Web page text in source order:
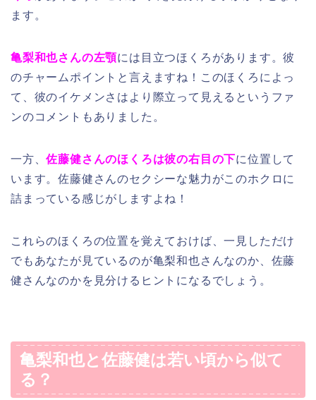
ます。
亀梨和也さんの左顎には目立つほくろがあります。彼
のチャームポイントと言えますね！このほくろによっ
て、彼のイケメンさはより際立って見えるというファ
ンのコメントもありました。
一方、佐藤健さんのほくろは彼の右目の下に位置して
います。佐藤健さんのセクシーな魅力がこのホクロに
詰まっている感じがしますよね！
これらのほくろの位置を覚えておけば、一見しただけ
でもあなたが見ているのが亀梨和也さんなのか、佐藤
健さんなのかを見分けるヒントになるでしょう。
亀梨和也と佐藤健は若い頃から似て
る？